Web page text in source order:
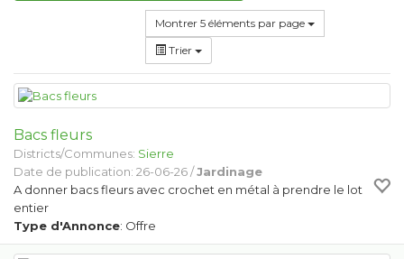
Montrer 5 éléments par page
Trier
Bacs fleurs
Districts/Communes: Sierre
Date de publication: 26-06-26 /Jardinage
A donner bacs fleurs avec crochet en métal à prendre le lot
entier
Type d'Annonce: Offre